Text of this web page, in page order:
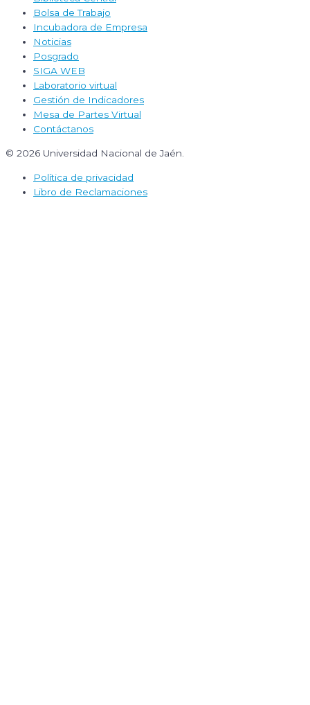
Bolsa de Trabajo
Incubadora de Empresa
Noticias
Posgrado
SIGA WEB
Laboratorio virtual
Gestión de Indicadores
Mesa de Partes Virtual
Contáctanos
© 2026 Universidad Nacional de Jaén.
Política de privacidad
Libro de Reclamaciones